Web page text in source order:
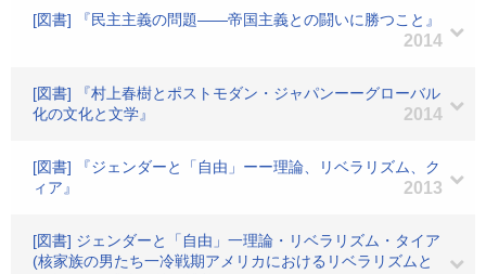
[図書] 『民主主義の問題――帝国主義との闘いに勝つこと』
2014
[図書] 『村上春樹とポストモダン・ジャパンーーグローバル
化の文化と文学』
2014
[図書] 『ジェンダーと「自由」ーー理論、リベラリズム、ク
ィア』
2013
[図書] ジェンダーと「自由」一理論・リベラリズム・タイア
(核家族の男たち一冷戦期アメリカにおけるリベラリズムと